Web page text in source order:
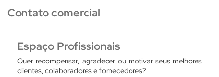
Contato comercial
Espaço Profissionais
Quer recompensar, agradecer ou motivar seus melhores
clientes, colaboradores e fornecedores?